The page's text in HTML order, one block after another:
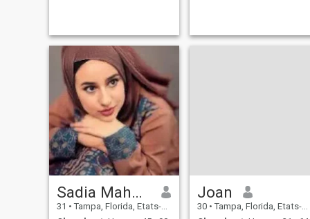
Sadia Mahmoud
31 • Tampa, Florida, Etats-Unis
Joan
30 • Tampa, Florida, Etats-Unis